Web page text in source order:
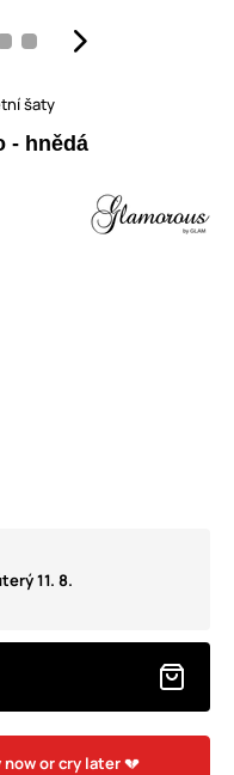
šaty
- hnědá
11. 8.
now or cry later💔